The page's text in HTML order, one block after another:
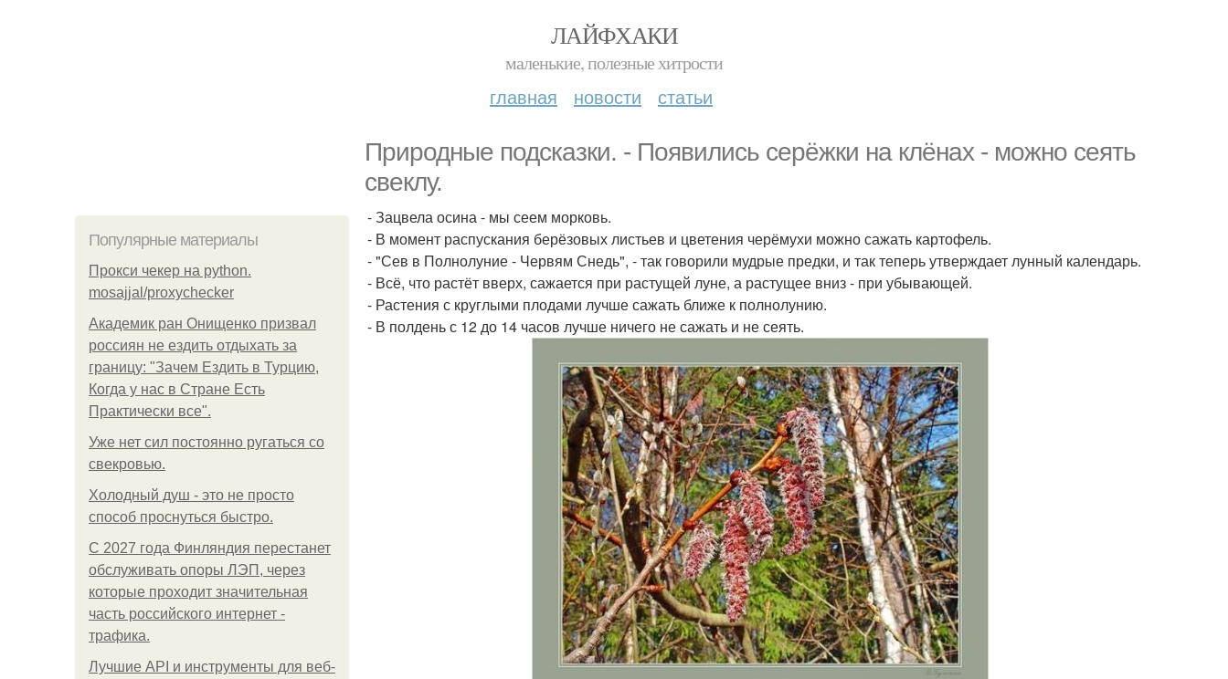
ЛАЙФХАКИ
маленькие, полезные хитрости
главная новости статьи
Природные подсказки. - Появились серёжки на клёнах - можно сеять
свеклу.
Популярные материалы
Прокси чекер на python.
mosajjal/proxychecker
Академик ран Онищенко призвал
россиян не ездить отдыхать за
границу: "Зачем Ездить в Турцию,
Когда у нас в Стране Есть
Практически все".
Уже нет сил постоянно ругаться со
свекровью.
Холодный душ - это не просто
способ проснуться быстро.
С 2027 года Финляндия перестанет
обслуживать опоры ЛЭП, через
которые проходит значительная
часть российского интернет -
трафика.
Лучшие API и инструменты для веб-
- Зацвела осина - мы сеем морковь.
- В момент распускания берёзовых листьев и цветения черёмухи можно сажать картофель.
- "Сев в Полнолуние - Червям Снедь", - так говорили мудрые предки, и так теперь утверждает лунный календарь.
- Всё, что растёт вверх, сажается при растущей луне, а растущее вниз - при убывающей.
- Растения с круглыми плодами лучше сажать ближе к полнолунию.
- В полдень с 12 до 14 часов лучше ничего не сажать и не сеять.